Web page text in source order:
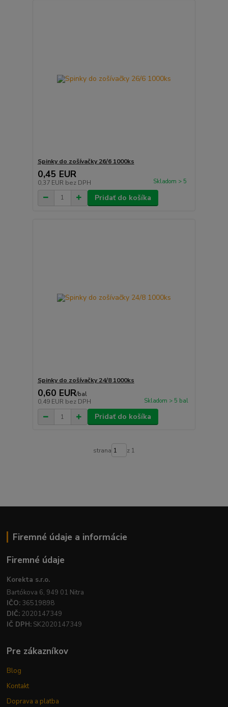
Spinky do zošívačky 26/6 1000ks
0,45 EUR
0,37 EUR bez DPH Skladom > 5
Pridať do košíka
Spinky do zošívačky 24/8 1000ks
0,60 EUR/bal
0,49 EUR bez DPH Skladom > 5 bal
Pridať do košíka
strana z 1
Firemné údaje a informácie
Firemné údaje
Korekta s.r.o.
Bartókova 6, 949 01 Nitra
IČO: 36519898
DIČ: 2020147349
IČ DPH: SK2020147349
Pre zákazníkov
Blog
Kontakt
Doprava a platba